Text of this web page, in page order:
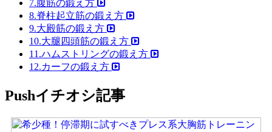
7.腹筋の鍛え方
8.脊柱起立筋の鍛え方
9.大殿筋の鍛え方
10.大腿四頭筋の鍛え方
11.ハムストリングの鍛え方
12.カーフの鍛え方
Pushイチオシ記事